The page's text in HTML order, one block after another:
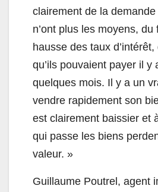
clairement de la
n’ont plus les moyens, du
hausse des taux
qu’ils pouvaient payer il y
quelques mois. Il y a un
vendre rapidement son
est clairement baissier et
qui passe les biens
valeur. »
Guillaume Poutrel, agent